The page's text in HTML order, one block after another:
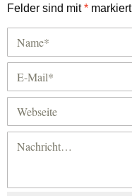
Felder sind mit* markiert